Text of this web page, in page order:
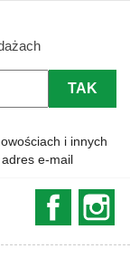
i innych
e-mail